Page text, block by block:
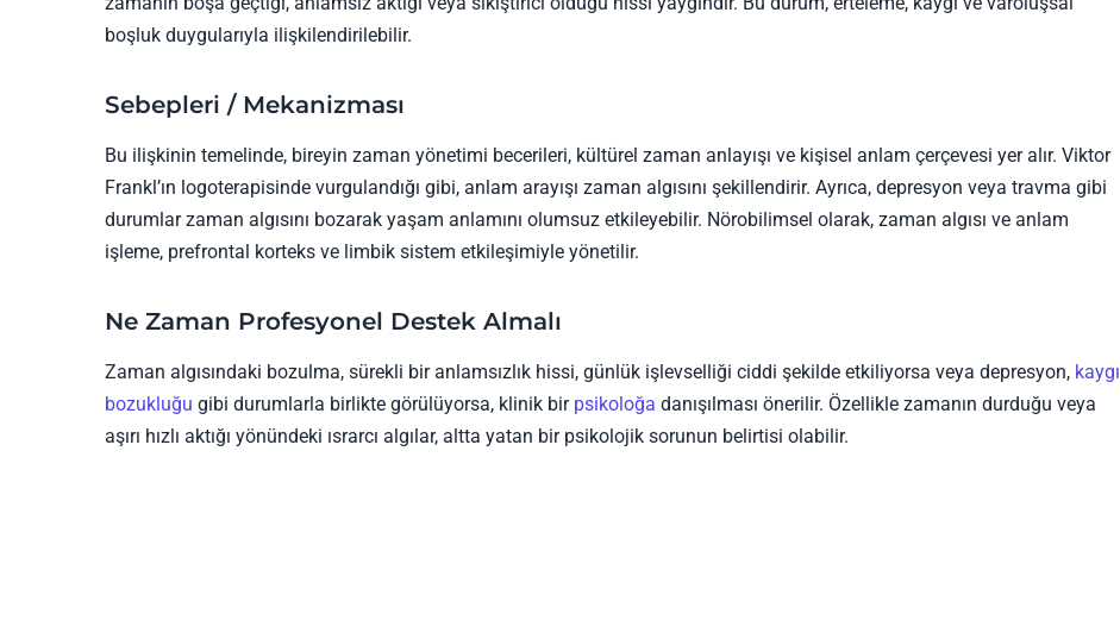
boşluk duygularıyla ilişkilendirilebilir.
Sebepleri / Mekanizması
Bu ilişkinin temelinde, bireyin zaman yönetimi becerileri, kültürel zaman anlayışı ve kişisel anlam çerçevesi yer alır. Viktor
Frankl’ın logoterapisinde vurgulandığı gibi, anlam arayışı zaman algısını şekillendirir. Ayrıca, depresyon veya travma gibi
durumlar zaman algısını bozarak yaşam anlamını olumsuz etkileyebilir. Nörobilimsel olarak, zaman algısı ve anlam
işleme, prefrontal korteks ve limbik sistem etkileşimiyle yönetilir.
Ne Zaman Profesyonel Destek Almalı
Zaman algısındaki bozulma, sürekli bir anlamsızlık hissi, günlük işlevselliği ciddi şekilde etkiliyorsa veya depresyon, kaygı
bozukluğu gibi durumlarla birlikte görülüyorsa, klinik bir psikoloğa danışılması önerilir. Özellikle zamanın durduğu veya
aşırı hızlı aktığı yönündeki ısrarcı algılar, altta yatan bir psikolojik sorunun belirtisi olabilir.